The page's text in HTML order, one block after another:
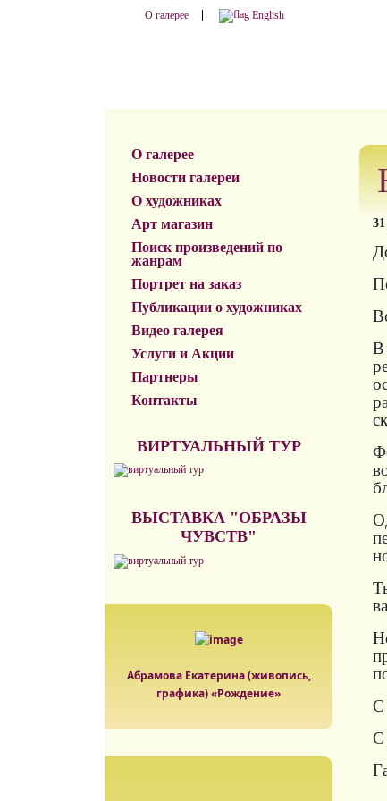
О галерее English
О галерее
Новости галереи
О художниках
Арт магазин
Поиск произведений по
жанрам
Портрет на заказ
Публикации о художниках
Видео галерея
Услуги и Акции
Партнеры
Контакты
ВИРТУАЛЬНЫЙ ТУР
ВЫСТАВКА "ОБРАЗЫ
ЧУВСТВ"
Абрамова Екатерина (живопись,
графика) «Рождение»
В
С
С